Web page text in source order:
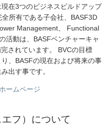
在3つのビジネスビルドアップ
所有である子会社、BASF3D
Management、 Functional
活動は、BASFベンチャーキャ
されています。 BVCの目標
、BASFの現在および将来の事
出す事です。
ームページ
フ）について